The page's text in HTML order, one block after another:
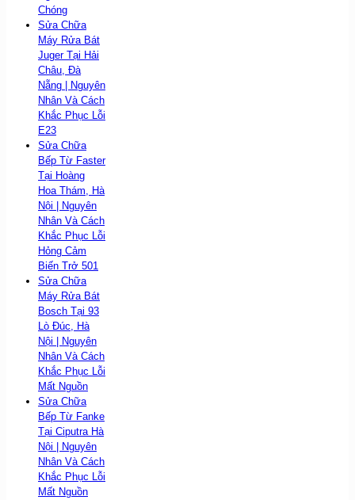
Chóng
Sửa Chữa
Máy Rửa Bát
Juger Tại Hải
Châu, Đà
Nẵng | Nguyên
Nhân Và Cách
Khắc Phục Lỗi
E23
Sửa Chữa
Bếp Từ Faster
Tại Hoàng
Hoa Thám, Hà
Nội | Nguyên
Nhân Và Cách
Khắc Phục Lỗi
Hỏng Cảm
Biến Trở 501
Sửa Chữa
Máy Rửa Bát
Bosch Tại 93
Lò Đúc, Hà
Nội | Nguyên
Nhân Và Cách
Khắc Phục Lỗi
Mất Nguồn
Sửa Chữa
Bếp Từ Fanke
Tại Ciputra Hà
Nội | Nguyên
Nhân Và Cách
Khắc Phục Lỗi
Mất Nguồn